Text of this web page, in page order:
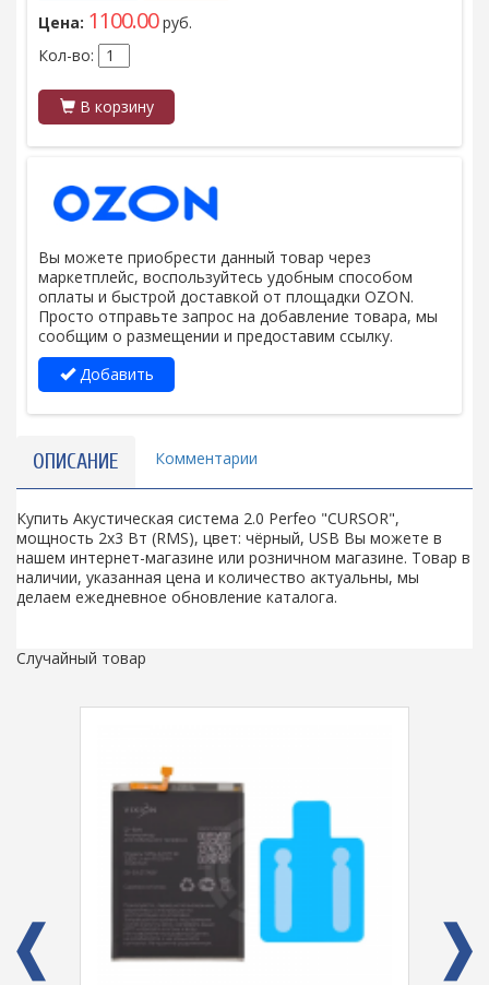
Цена: 1100.00руб.
Кол-во:
В корзину
Вы можете приобрести данный товар через
маркетплейс, воспользуйтесь удобным способом
оплаты и быстрой доставкой от площадки OZON.
Просто отправьте запрос на добавление товара, мы
сообщим о размещении и предоставим ссылку.
Добавить
ОПИСАНИЕ Комментарии
Купить Акустическая система 2.0 Perfeo "CURSOR",
мощность 2х3 Вт (RMS), цвет: чёрный, USB Вы можете в
нашем интернет-магазине или розничном магазине. Товар в
наличии, указанная цена и количество актуальны, мы
делаем ежедневное обновление каталога.
Случайный товар